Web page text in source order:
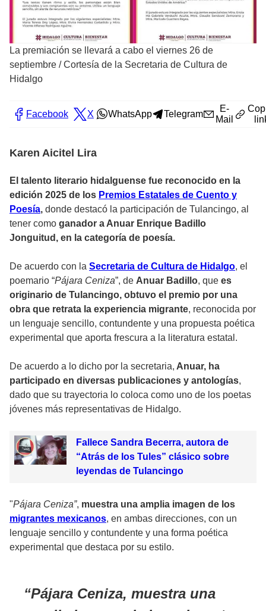
La premiación se llevará a cabo el viernes 26 de
septiembre /Cortesía de la Secretaria de Cultura de
Hidalgo
Facebook X WhatsApp Telegram
E-
Mail
Karen Aicitel Lira
El talento literario hidalguense fue reconocido en la
edición 2025 de los Premios Estatales de Cuento y
Poesía, donde destacó la participación de Tulancingo, al
tener como ganador a Anuar Enrique Badillo
Jonguitud, en la categoría de poesía.
De acuerdo con la Secretaria de Cultura de Hidalgo, el
poemario “Pájara Ceniza”, de Anuar Badillo, que es
originario de Tulancingo, obtuvo el premio por una
obra que retrata la experiencia migrante, reconocida por
un lenguaje sencillo, contundente y una propuesta poética
experimental que aporta frescura a la literatura estatal.
De acuerdo a lo dicho por la secretaria, Anuar, ha
participado en diversas publicaciones y antologías,
dado que su trayectoria lo coloca como uno de los poetas
jóvenes más representativas de Hidalgo.
Fallece Sandra Becerra, autora de
“Atrás de los Tules” clásico sobre
leyendas de Tulancingo
"Pájara Ceniza”, muestra una amplia imagen de los
migrantes mexicanos, en ambas direcciones, con un
lenguaje sencillo y contundente y una forma poética
experimental que destaca por su estilo.
Pájara Ceniza, muestra una